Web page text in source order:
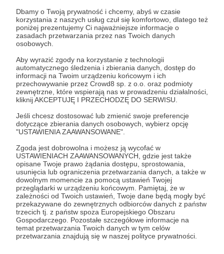
Dbamy o Twoją prywatność i chcemy, abyś w czasie
korzystania z naszych usług czuł się komfortowo, dlatego też
poniżej prezentujemy Ci najważniejsze informacje o
zasadach przetwarzania przez nas Twoich danych
osobowych.
Aby wyrazić zgody na korzystanie z technologii
automatycznego śledzenia i zbierania danych, dostęp do
informacji na Twoim urządzeniu końcowym i ich
przechowywanie przez Crowd8 sp. z o.o. oraz podmioty
zewnętrzne, które wspierają nas w prowadzeniu działalności,
kliknij AKCEPTUJĘ I PRZECHODZĘ DO SERWISU.
Jeśli chcesz dostosować lub zmienić swoje preferencje
dotyczące zbierania danych osobowych, wybierz opcję
"USTAWIENIA ZAAWANSOWANE".
Zgoda jest dobrowolna i możesz ją wycofać w
USTAWIENIACH ZAAWANSOWANYCH, gdzie jest także
opisane Twoje prawo żądania dostępu, sprostowania,
usunięcia lub ograniczenia przetwarzania danych, a także w
dowolnym momencie za pomocą ustawień Twojej
przeglądarki w urządzeniu końcowym. Pamiętaj, że w
zależności od Twoich ustawień, Twoje dane będą mogły być
przekazywane do zewnętrznych odbiorców danych z państw
trzecich tj. z państw spoza Europejskiego Obszaru
Gospodarczego. Pozostałe szczegółowe informacje na
temat przetwarzania Twoich danych w tym celów
przetwarzania znajdują się w naszej polityce prywatności.
tematy kolejnych materiałów specjalnych
Patroni: 37
100 zł miesięcznie
Za takie pieniądze, to już można kupić sobie małe
państwo, dlatego wpada tutaj:
- wszystko co w poprzednich progach,
- specjalne podziękowania imienne w każdym
materiale
Patroni: 15
200 zł miesięcznie